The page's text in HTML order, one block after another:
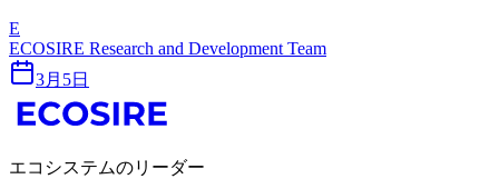
E
ECOSIRE Research and Development Team
3月5日
エコシステムのリーダー